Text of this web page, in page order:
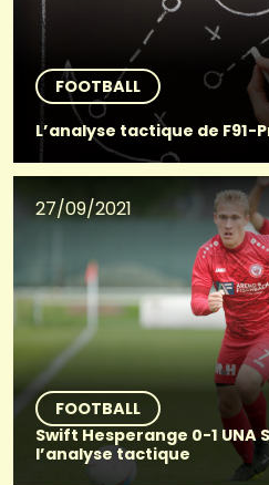
FOOTBALL
L’analyse tactique de F91-
27/09/2021
FOOTBALL
Swift Hesperange 0-1 UNA
l’analyse tactique